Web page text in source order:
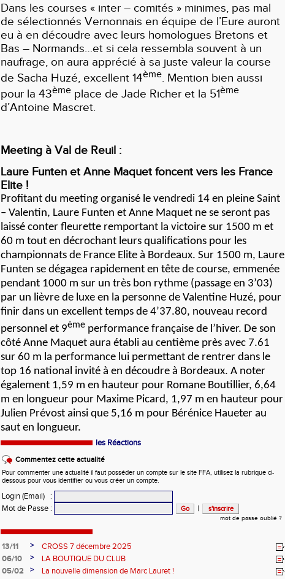
Dans les courses « inter – comités » minimes, pas mal
de sélectionnés Vernonnais en équipe de l’Eure auront
eu à en découdre avec leurs homologues Bretons et
Bas – Normands…et si cela ressembla souvent à un
naufrage, on aura apprécié à sa juste valeur la course
de Sacha Huzé, excellent 14ème. Mention bien aussi
pour la 43ème place de Jade Richer et la 51ème
d’Antoine Mascret.
Meeting à Val de Reuil :
Laure Funten et Anne Maquet foncent vers les France
Elite !
Profitant du meeting organisé le vendredi 14 en pleine Saint
– Valentin, Laure Funten et Anne Maquet ne se seront pas
laissé conter fleurette remportant la victoire sur 1500 m et
60 m tout en décrochant leurs qualifications pour les
championnats de France Elite à Bordeaux. Sur 1500 m, Laure
Funten se dégagea rapidement en tête de course, emmenée
pendant 1000 m sur un très bon rythme (passage en 3’03)
par un lièvre de luxe en la personne de Valentine Huzé, pour
finir dans un excellent temps de 4’37.80, nouveau record
personnel et 9ème performance française de l’hiver. De son
côté Anne Maquet aura établi au centième près avec 7.61
sur 60 m la performance lui permettant de rentrer dans le
top 16 national invité à en découdre à Bordeaux. A noter
également 1,59 m en hauteur pour Romane Boutillier, 6,64
m en longueur pour Maxime Picard, 1,97 m en hauteur pour
Julien Prévost ainsi que 5,16 m pour Bérénice Haueter au
saut en longueur.
les Réactions
Commentez cette actualité
Pour commenter une actualité il faut posséder un compte sur le site FFA, utilisez la rubrique ci-
dessous pour vous identifier ou vous créer un compte.
Login (Email)
:
Mot de Passe : |
mot de passe oublié ?
13/11 >
CROSS 7 décembre 2025
06/10
>
LA BOUTIQUE DU CLUB
05/02
>
La nouvelle dimension de Marc Lauret !